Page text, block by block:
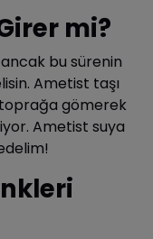
mi?
bu sürenin
Ametist taşı
gömerek
Ametist suya